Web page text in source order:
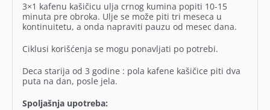
3×1 kafenu kašičicu ulja crnog kumina popiti 10-15
minuta pre obroka. Ulje se može piti tri meseca u
kontinuitetu, a onda napraviti pauzu od mesec dana.
Ciklusi korišćenja se mogu ponavljati po potrebi.
Deca starija od 3 godine : pola kafene kašičice piti dva
puta na dan, posle jela.
Spoljašnja upotreba: